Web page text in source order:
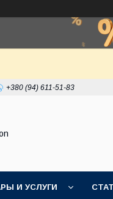
+380 (94) 611-51-83
И УСЛУГИ